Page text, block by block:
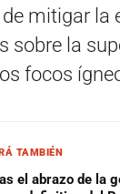
mitigar la
sobre la
focos
TAMBIÉN
el abrazo de la